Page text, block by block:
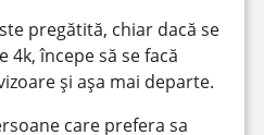
pregătită, chiar dacă se
începe să se facă
și așa mai departe.
care prefera sa